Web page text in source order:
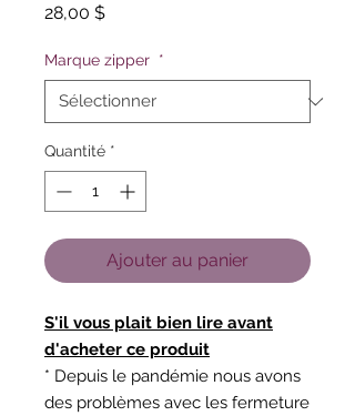
28,00 $Prix
Marque zipper *
Quantité *
Ajouter au panier
S'il vous plait bien lire avant
d'acheter ce produit
* Depuis le pandémie nous avons
des problèmes avec les fermeture